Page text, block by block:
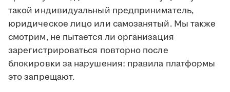
такой индивидуальный предприниматель,
юридическое лицо или самозанятый. Мы также
смотрим, не пытается ли организация
зарегистрироваться повторно после
блокировки за нарушения: правила платформы
это запрещают.